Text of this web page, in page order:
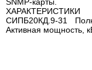
СИПБ20КД.9-31
Активная мощность,